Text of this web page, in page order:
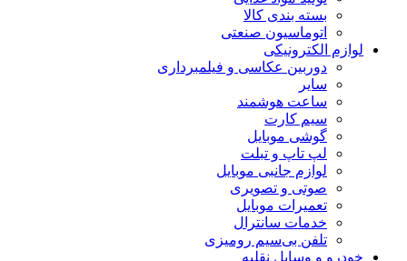
بسته بندی کالا
اتوماسیون صنعتی
الکترونیکی
دوربین عکاسی و فیلمبرداری
ساعت هوشمند
سیم کارت
گوشی موبایل
لپ تاپ و تبلت
لوازم جانبی موبایل
صوتی و تصویری
تعمیرات موبایل
خدمات سانترال
تلفن بی‌سیم رومیزی
و وسایل نقلیه